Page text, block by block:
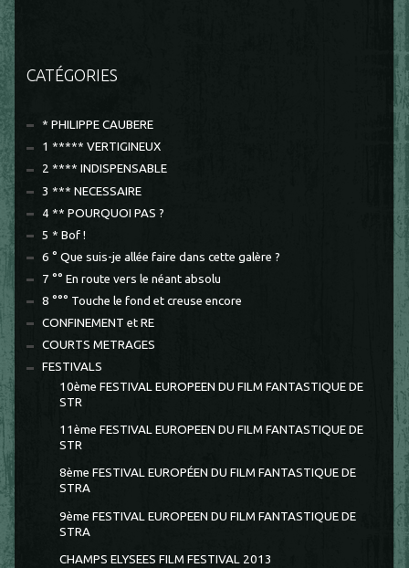
CATÉGORIES
* PHILIPPE CAUBERE
1 ***** VERTIGINEUX
2 **** INDISPENSABLE
3 *** NECESSAIRE
4 ** POURQUOI PAS ?
5 * Bof !
6 ° Que suis-je allée faire dans cette galère ?
7 °° En route vers le néant absolu
8 °°° Touche le fond et creuse encore
CONFINEMENT et RE
COURTS METRAGES
FESTIVALS
10ème FESTIVAL EUROPEEN DU FILM FANTASTIQUE DE
STR
11ème FESTIVAL EUROPEEN DU FILM FANTASTIQUE DE
STR
8ème FESTIVAL EUROPÉEN DU FILM FANTASTIQUE DE
STRA
9ème FESTIVAL EUROPEEN DU FILM FANTASTIQUE DE
STRA
CHAMPS ELYSEES FILM FESTIVAL 2013